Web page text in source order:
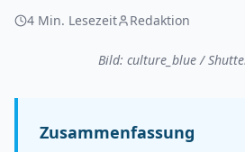
4 Min. Lesezeit Redaktion
Bild: culture_blue /
Zusammenfassung